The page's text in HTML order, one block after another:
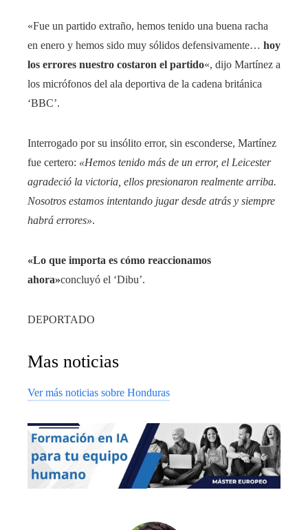
«Fue un partido extraño, hemos tenido una buena racha
en enero y hemos sido muy sólidos defensivamente… hoy
los errores nuestro costaron el partido«, dijo Martínez a
los micrófonos del ala deportiva de la cadena británica
‘BBC’.
Interrogado por su insólito error, sin esconderse, Martínez
fue certero: «Hemos tenido más de un error, el Leicester
agradeció la victoria, ellos presionaron realmente arriba.
Nosotros estamos intentando jugar desde atrás y siempre
habrá errores».
«Lo que importa es cómo reaccionamos
ahora»concluyó el ‘Dibu’.
DEPORTADO
Mas noticias
Ver más noticias sobre Honduras